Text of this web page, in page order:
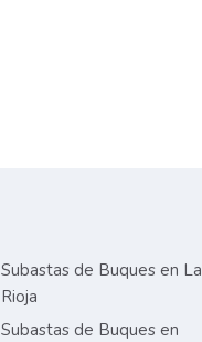
Subastas de Buques en La
Rioja
Subastas de Buques en